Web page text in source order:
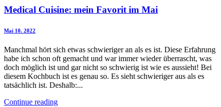
Medical Cuisine: mein Favorit im Mai
Mai 10. 2022
Manchmal hört sich etwas schwieriger an als es ist. Diese Erfahrung
habe ich schon oft gemacht und war immer wieder überrascht, was
doch möglich ist und gar nicht so schwierig ist wie es aussieht! Bei
diesem Kochbuch ist es genau so. Es sieht schwieriger aus als es
tatsächlich ist. Deshalb:...
Continue reading